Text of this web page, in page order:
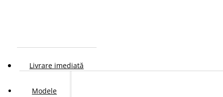
Livrare imediată
Modele